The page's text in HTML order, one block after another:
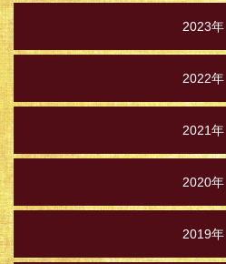
2023年
2022年
2021年
2020年
2019年